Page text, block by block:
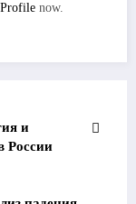
now.
и
России